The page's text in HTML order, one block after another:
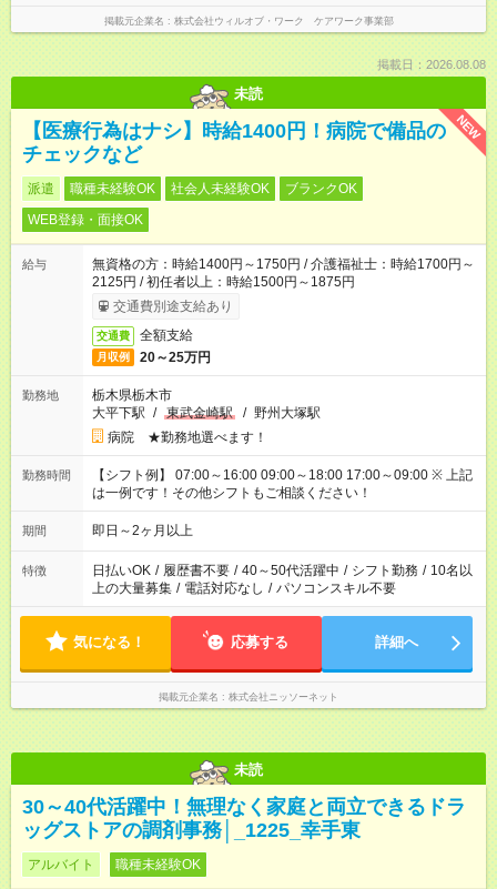
掲載元企業名 株式会社ウィルオブ・ワーク ケアワーク事業部
掲載日：2026.08.08
未読
NEW
【医療行為はナシ】時給1400円！病院で備品の
チェックなど
派遣 職種未経験OK 社会人未経験OK
ブランクOK
WEB登録・面接OK
給与
無資格の方：時給1400円～1750円 / 介護福祉士：時給1700円～
2125円 / 初任者以上：時給1500円～1875円
交通費別途支給あり
交通費 全額支給
月収例 20～25万円
勤務地
栃木県栃木市
大平下駅 / 東武金崎駅 / 野州大塚駅
病院 ★勤務地選べます！
勤務時間
【シフト例】 07:00～16:00 09:00～18:00 17:00～09:00 ※ 上記
は一例です！その他シフトもご相談ください！
期間 即日～2ヶ月以上
特徴 日払いOK / 履歴書不要 / 40～50代活躍中 / シフト勤務 / 10名以
上の大量募集 / 電話対応なし / パソコンスキル不要
気になる！ 応募する 詳細へ
掲載元企業名 株式会社ニッソーネット
未読
30～40代活躍中！無理なく家庭と両立できるドラ
ッグストアの調剤事務│_1225_幸手東
アルバイト 職種未経験OK